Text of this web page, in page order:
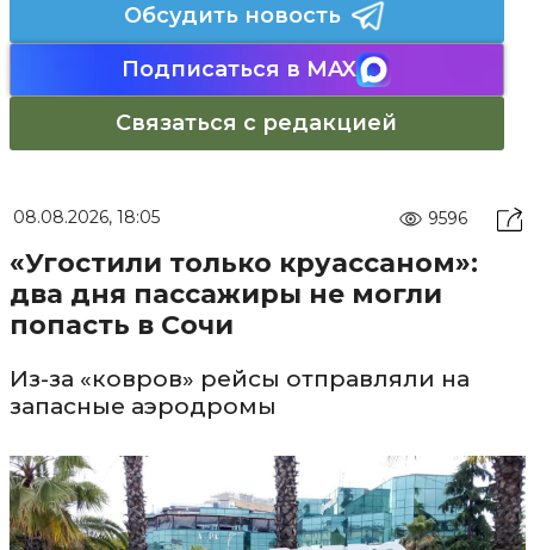
Обсудить новость
Подписаться в MAX
Связаться с редакцией
08.08.2026, 18:05 9596
«Угостили только круассаном»:
два дня пассажиры не могли
попасть в Сочи
Из-за «ковров» рейсы отправляли на
запасные аэродромы